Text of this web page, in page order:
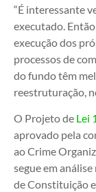
“É interessante
executado.
execução dos
processos de
do fundo têm
reestruturação,
O Projeto de Lei
aprovado pela
ao Crime
segue em
de Constituição